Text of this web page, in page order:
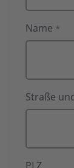
Name *
Straße